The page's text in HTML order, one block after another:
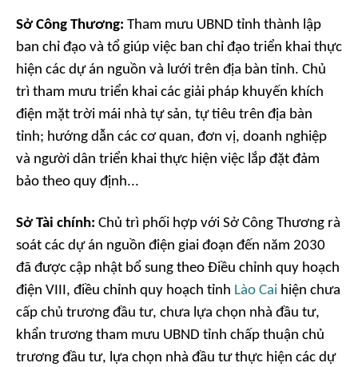
Sở Công Thương: Tham mưu UBND tỉnh thành lập
ban chỉ đạo và tổ giúp việc ban chỉ đạo triển khai thực
hiện các dự án nguồn và lưới trên địa bàn tỉnh. Chủ
trì tham mưu triển khai các giải pháp khuyến khích
điện mặt trời mái nhà tự sản, tự tiêu trên địa bàn
tỉnh; hướng dẫn các cơ quan, đơn vị, doanh nghiệp
và người dân triển khai thực hiện việc lắp đặt đảm
bảo theo quy định...
Sở Tài chính: Chủ trì phối hợp với Sở Công Thương rà
soát các dự án nguồn điện giai đoạn đến năm 2030
đã được cập nhật bổ sung theo Điều chỉnh quy hoạch
điện VIII, điều chỉnh quy hoạch tỉnh Lào Cai hiện chưa
cấp chủ trương đầu tư, chưa lựa chọn nhà đầu tư,
khẩn trương tham mưu UBND tỉnh chấp thuận chủ
trương đầu tư, lựa chọn nhà đầu tư thực hiện các dự